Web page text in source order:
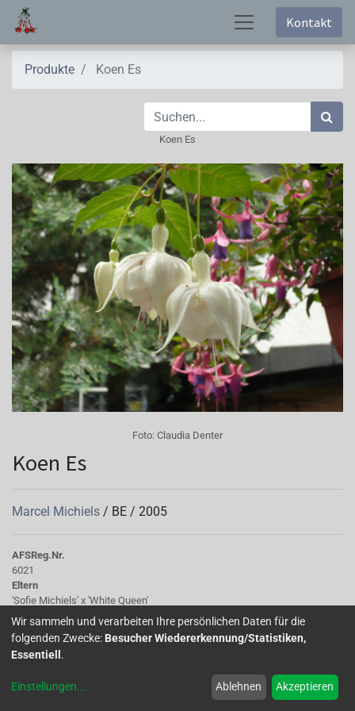
Kontakt
Produkte Koen Es
Koen Es
Foto: Claudia Denter
Koen Es
Marcel Michiels / BE / 2005
AFSReg.Nr.
6021
Eltern
'Sofie Michiels' x 'White Queen'
Tubus
Weiß
Sepalen
Weiß, grüne Spitzen hochgeschlagen
gefüllt, weiß mit rosa Hauch
Wir sammeln und verarbeiten Ihre persönlichen Daten für die
folgenden Zwecke: Besucher Wiedererkennung/Statistiken,
Essentiell .
Einstellungen... Ablehnen Akzeptieren